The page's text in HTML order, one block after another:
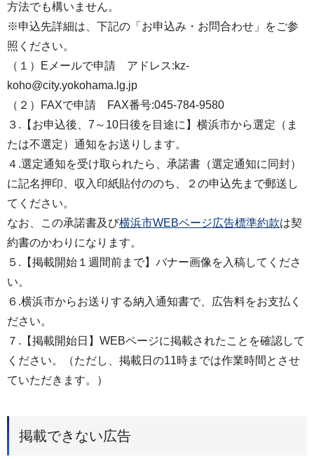
方法でも構いません。
※申込先詳細は、下記の「お申込み・お問合わせ」をご参
照ください。
（１）Eメールで申請 アドレス:kz-
koho@city.yokohama.lg.jp
（２）FAXで申請 FAX番号:045-784-9580
３.【お申込後、7～10日後を目途に】横浜市から選定（ま
たは不選定）通知をお送りします。
４.選定通知を受け取られたら、承諾書（選定通知に同封）
に記名押印、収入印紙貼付ののち、２の申込先まで郵送し
てください。
なお、この承諾書及び横浜市WEBページ広告標準約款は契
約書のかわりになります。
５.【掲載開始１週間前まで】バナー画像を入稿してくださ
い。
６.横浜市からお送りする納入通知書で、広告料をお支払く
ださい。
７.【掲載開始日】WEBページに掲載されたことを確認して
ください。（ただし、掲載日の11時までは作業時間とさせ
ていただきます。）
掲載できない広告